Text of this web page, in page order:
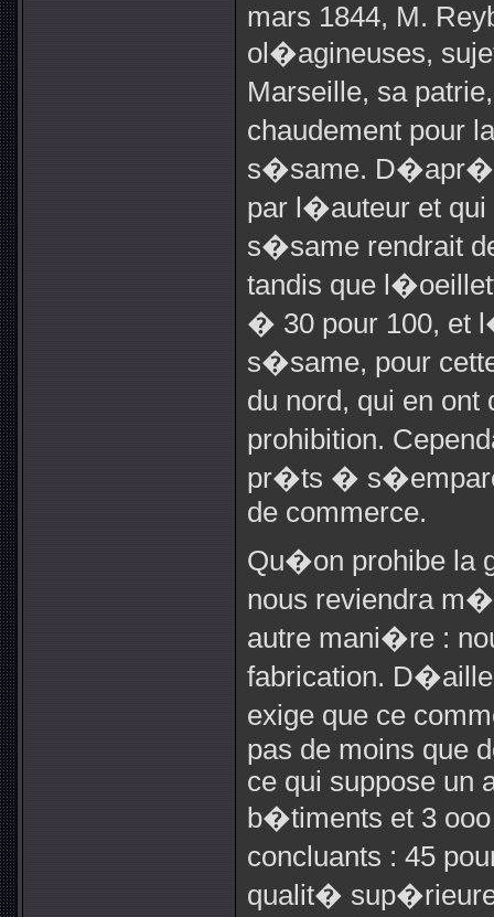
mars 1844, M.
ol�agineuses,
Marseille, sa
chaudement pour
s�same.
par l�auteur et qui
s�same rendrait
tandis que
� 30 pour 100, et
s�same, pour
du nord, qui en
prohibition.
pr�ts �
de commerce.
Qu�on prohibe la
nous reviendra
autre mani�re :
fabrication.
exige que ce
pas de moins que
ce qui suppose un
b�timents et 3
concluants : 45
qualit�